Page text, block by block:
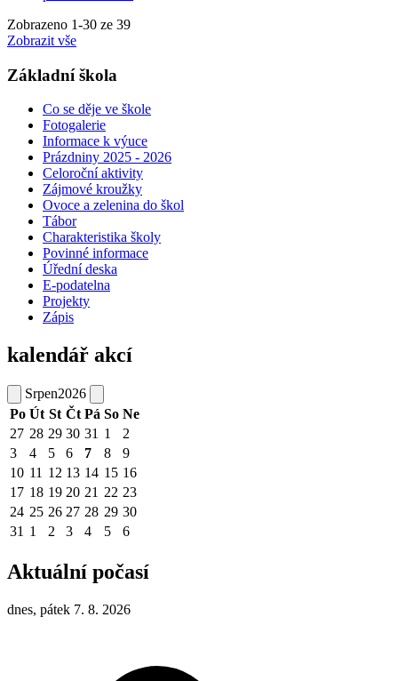
Zobrazeno 1-30 ze 39
Zobrazit vše
Základní škola
Co se děje ve škole
Fotogalerie
Informace k výuce
Prázdniny 2025 - 2026
Celoroční aktivity
Zájmové kroužky
Ovoce a zelenina do škol
Tábor
Charakteristika školy
Povinné informace
Úřední deska
E-podatelna
Projekty
Zápis
kalendář akcí
Srpen2026
Po Út St Čt Pá So Ne
27 28 29 30 31 1
2
3
4 5 6 7 8
9
10 11 12 13 14 15 16
17 18 19 20 21 22 23
24 25 26 27 28 29 30
31 1 2 3 4 5 6
Aktuální počasí
dnes, pátek 7. 8. 2026